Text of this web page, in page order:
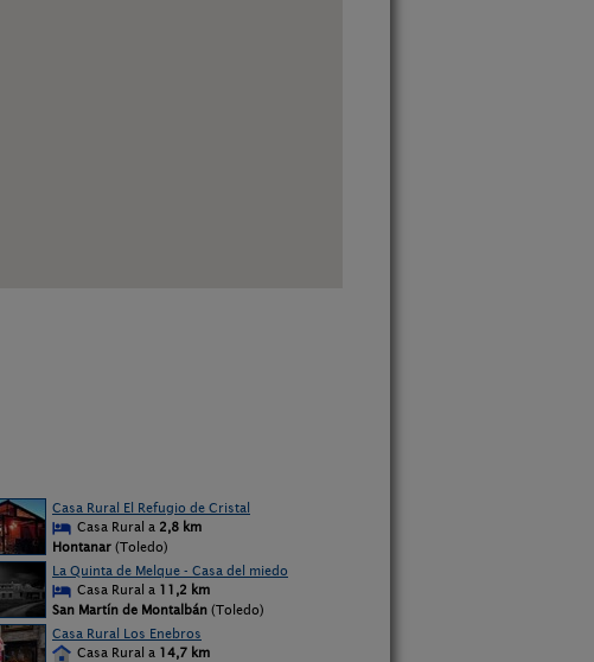
Casa Rural El Refugio de Cristal
Casa Rural a 2,8 km
Hontanar (Toledo)
La Quinta de Melque - Casa del miedo
Casa Rural a 11,2 km
San Martín de Montalbán (Toledo)
Casa Rural Los Enebros
Casa Rural a 14,7 km